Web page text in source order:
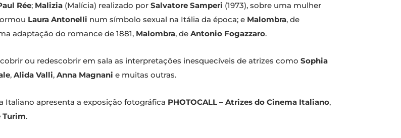
Rée; Malizia (Malícia) realizado por Salvatore Samperi (1973), sobre uma mulher
Laura Antonelli num símbolo sexual na Itália da época; e Malombra, de
adaptação do romance de 1881, Malombra, de Antonio Fogazzaro.
ou redescobrir em sala as interpretações inesquecíveis de atrizes como Sophia
, Alida Valli, Anna Magnani e muitas outras.
Italiano apresenta a exposição fotográfica PHOTOCALL – Atrizes do Cinema Italiano,
Turim.